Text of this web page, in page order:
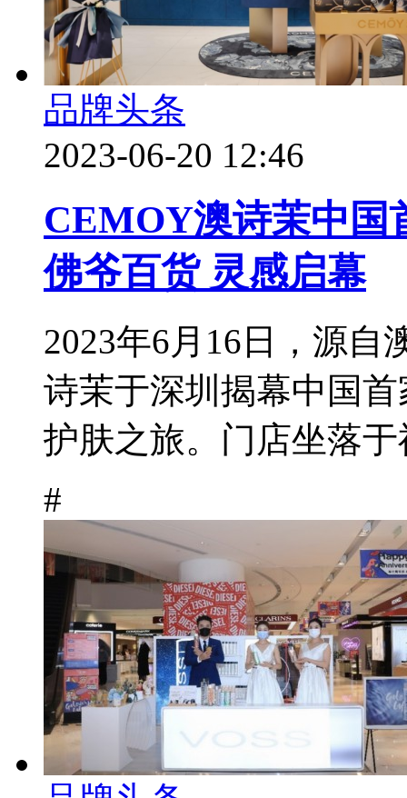
品牌头条
2023-06-20 12:46
CEMOY澳诗茉中国
佛爷百货 灵感启幕
2023年6月16日，源自
诗茉于深圳揭幕中国
护肤之旅。门店坐落
#